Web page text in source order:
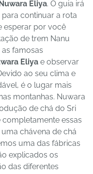
Eliya. O guia irá
continuar a rota
esperar por você
de trem Nanu
famosas
Eliya e observar
ao seu clima e
é o lugar mais
montanhas. Nuwara
de chá do Sri
essas
chávena de chá
uma das fábricas
explicados os
das diferentes